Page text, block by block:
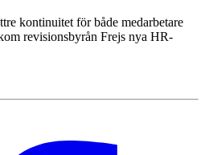
kontinuitet för både medarbetare
revisionsbyrån Frejs nya HR-